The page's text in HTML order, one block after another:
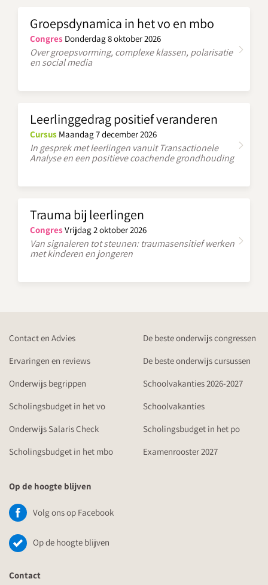
Groepsdynamica in het vo en mbo
Congres Donderdag 8 oktober 2026
Over groepsvorming, complexe klassen, polarisatie
en social media
Leerlinggedrag positief veranderen
Cursus Maandag 7 december 2026
In gesprek met leerlingen vanuit Transactionele
Analyse en een positieve coachende grondhouding
Trauma bij leerlingen
Congres Vrijdag 2 oktober 2026
Van signaleren tot steunen: traumasensitief werken
met kinderen en jongeren
Contact en Advies
De beste onderwijs congressen
Ervaringen en reviews
De beste onderwijs cursussen
Onderwijs begrippen
Schoolvakanties 2026-2027
Scholingsbudget in het vo
Schoolvakanties
Onderwijs Salaris Check
Scholingsbudget in het po
Scholingsbudget in het mbo
Examenrooster 2027
Op de hoogte blijven
Volg ons op Facebook
Op de hoogte blijven
Contact